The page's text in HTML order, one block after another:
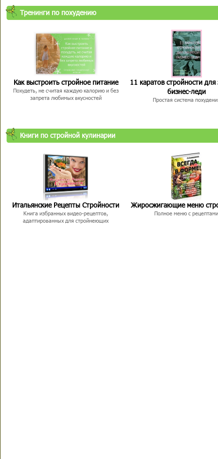
Тренинги по похудению
Как выстроить стройное питание
Похудеть, не считая каждую калорию и без
запрета любимых вкусностей
11 каратов стройности для
бизнес-леди
Простая система
Книги по стройной кулинарии
Итальянские Рецепты Стройности
Книга избранных видео-рецептов,
адаптированных для стройнеющих
Жиросжигающие меню
Полное меню с рецептами